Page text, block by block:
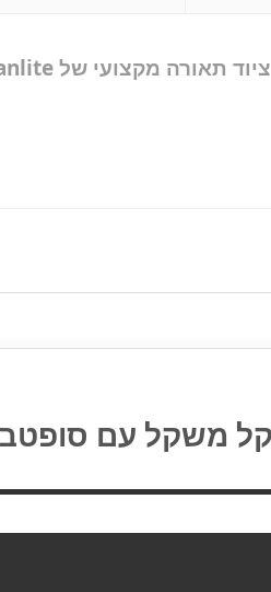
ציוד תאורה מקצועי של Nanlite קונים רק ב-